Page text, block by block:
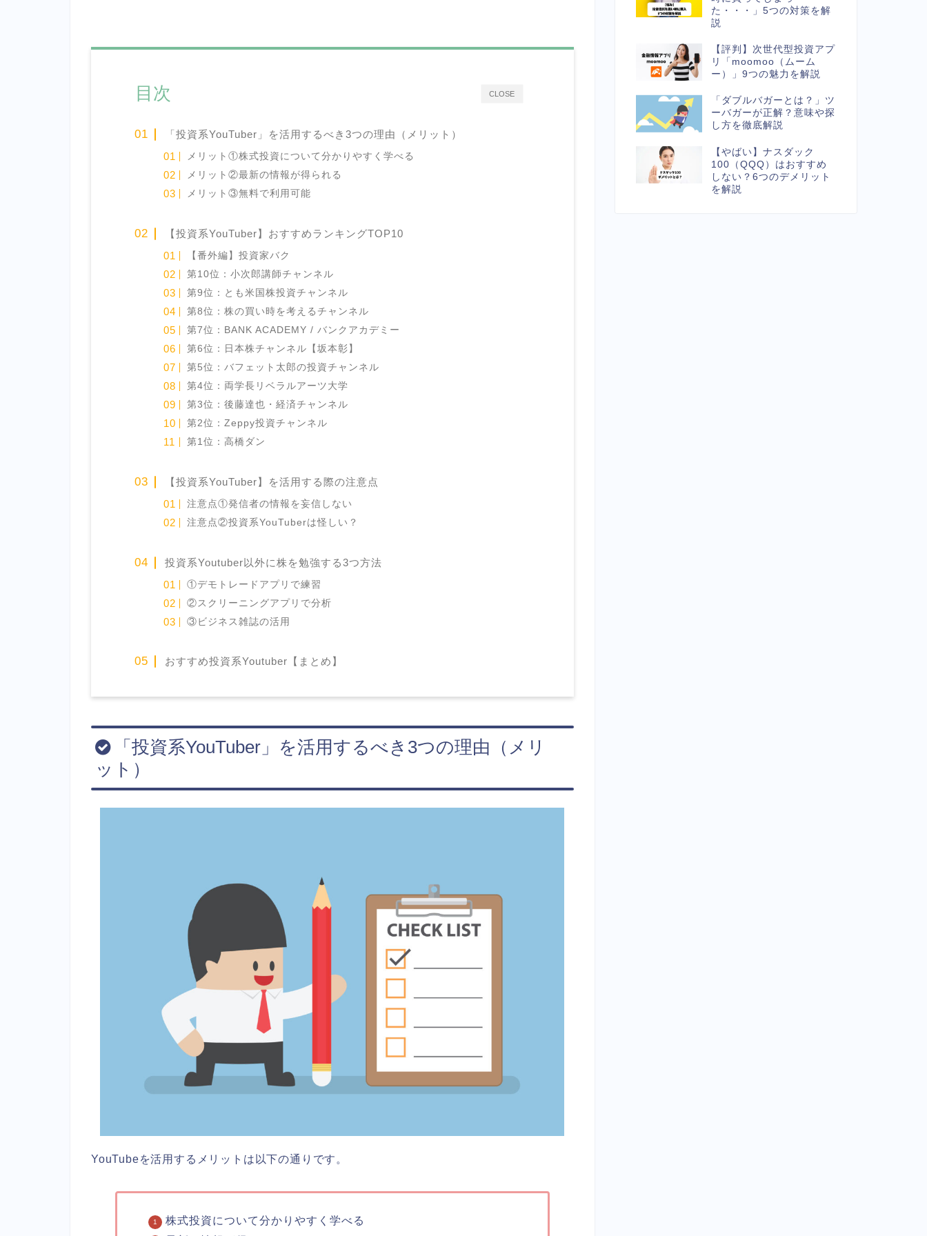
CLOSE
目次
「投資系YouTuber」を活用するべき3つの理由（メリット）
メリット①株式投資について分かりやすく学べる
メリット②最新の情報が得られる
メリット③無料で利用可能
【投資系YouTuber】おすすめランキングTOP10
【番外編】投資家バク
第10位：小次郎講師チャンネル
第9位：とも米国株投資チャンネル
第8位：株の買い時を考えるチャンネル
第7位：BANK ACADEMY / バンクアカデミー
第6位：日本株チャンネル【坂本彰】
第5位：バフェット太郎の投資チャンネル
第4位：両学長リベラルアーツ大学
第3位：後藤達也・経済チャンネル
第2位：Zeppy投資チャンネル
第1位：高橋ダン
【投資系YouTuber】を活用する際の注意点
注意点①発信者の情報を妄信しない
注意点②投資系YouTuberは怪しい？
投資系Youtuber以外に株を勉強する3つ方法
①デモトレードアプリで練習
②スクリーニングアプリで分析
③ビジネス雑誌の活用
おすすめ投資系Youtuber【まとめ】
「投資系YouTuber」を活用するべき3つの理由（メリ
ット）
YouTubeを活用するメリットは以下の通りです。
株式投資について分かりやすく学べる
た・・・」5つの対策を解
説
【評判】次世代型投資アプ
リ「moomoo（ムーム
ー）」9つの魅力を解説
「ダブルバガーとは？」ツ
ーバガーが正解？意味や探
し方を徹底解説
【やばい】ナスダック
100（QQQ）はおすすめ
しない？6つのデメリット
を解説